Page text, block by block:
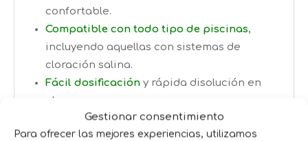
Gestionar consentimiento
Para ofrecer las mejores experiencias, utilizamos
confortable.
Compatible con todo tipo de piscinas,
incluyendo aquellas con sistemas de
cloración salina.
Fácil dosificación y rápida disolución en
el agua.​
Formato disponible: